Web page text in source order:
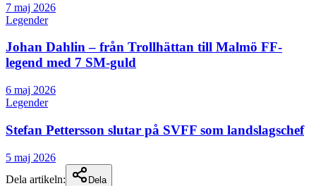
7 maj 2026
Legender
Johan Dahlin – från Trollhättan till Malmö FF-
legend med 7 SM-guld
6 maj 2026
Legender
Stefan Pettersson slutar på SVFF som landslagschef
5 maj 2026
Dela artikeln:
Dela